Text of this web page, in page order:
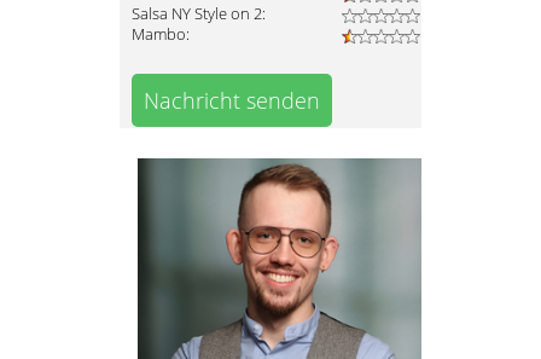
Salsa NY Style on 2:
Mambo:
Nachricht senden